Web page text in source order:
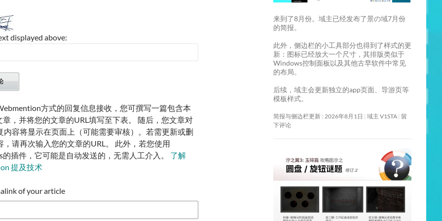
displayed above:
方式的回复信息接收，您可撰写一篇包含本
章，并将您的文章的URL填写至下表。 随后，您文章对
内容将显示在页面上（可能需要审核）。若需更新或删
，请再次输入您的文章的URL。 此外，若您使用
的插件，它可能是自动发送的，无需人工介入。 了解
提及技术
of your article
来到了8月份。域主已经发布了景の域7月份
的简报。
此外，侧边栏的小工具部分也得到了样式的更
新：图标已经放大一个尺寸，其排版类似于
Windows控制面板以及其他古早软件中常见
的布局。
后续，域主会更新独立的app页面、导游页等
模板样式。
简报与侧边栏更新 2026年8月1日 域主 V1STA 留
下评论